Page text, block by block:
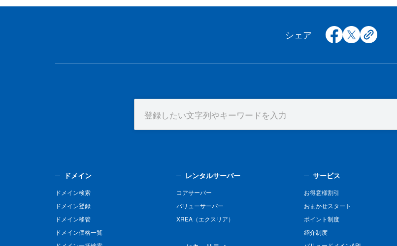
シェア facebook
x copy
ドメイン
ドメイン検索
ドメイン登録
ドメイン移管
ドメイン価格一覧
レンタルサーバー
コアサーバー
バリューサーバー
XREA（エクスリア）
サービス
お得意様割引
おまかせスタート
ポイント制度
紹介制度